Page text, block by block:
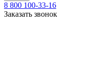
8 800 100-33-16
Заказать звонок